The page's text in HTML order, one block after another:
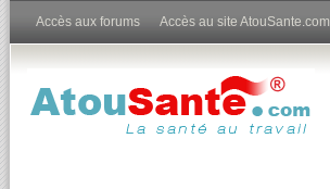
Accès aux forums Accès au site AtouSante.com